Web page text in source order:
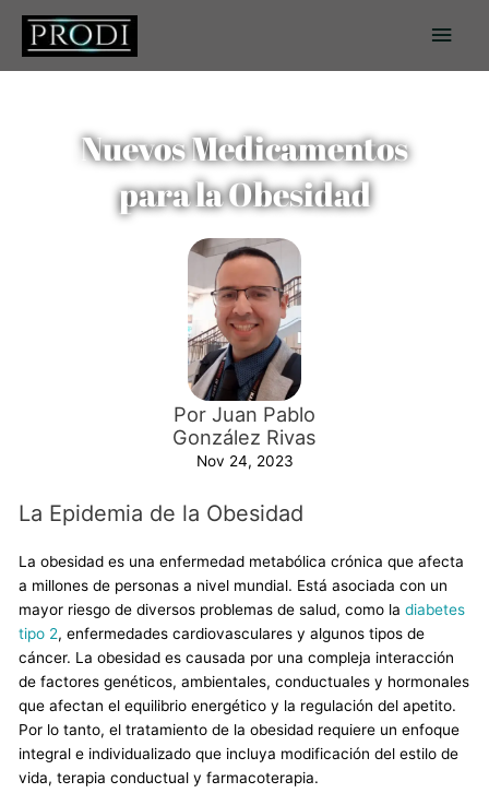
contenido
Nuevos Medicamentos
para la Obesidad
Por Juan Pablo
González Rivas
Nov 24, 2023
La Epidemia de la Obesidad
La obesidad es una enfermedad metabólica crónica que afecta
a millones de personas a nivel mundial. Está asociada con un
mayor riesgo de diversos problemas de salud, como ladiabetes
tipo 2, enfermedades cardiovasculares y algunos tipos de
cáncer. La obesidad es causada por una compleja interacción
de factores genéticos, ambientales, conductuales y hormonales
que afectan el equilibrio energético y la regulación del apetito.
Por lo tanto, el tratamiento de la obesidad requiere un enfoque
integral e individualizado que incluya modificación del estilo de
vida, terapia conductual y farmacoterapia.